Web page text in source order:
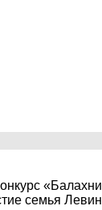
семья